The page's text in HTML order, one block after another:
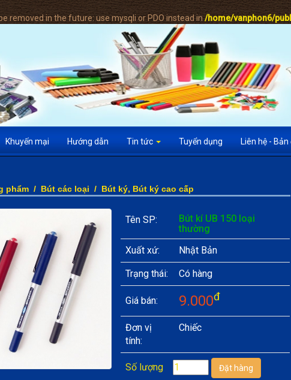
removed in the future: use mysqli or PDO instead in/home/vanphon6/
Khuyến mại Hướng dẫn Tin tức Tuyển dụng Liên hệ - Bản
phẩm/ Bút các loại / Bút ký, Bút ký cao cấp
Tên SP:
Bút kí UB 150 loại
thường
Xuất xứ:
Nhật Bản
Trạng thái: Có hàng
Giá bán: 9.000đ
Đơn vị
tính:
Chiếc
Số lượng